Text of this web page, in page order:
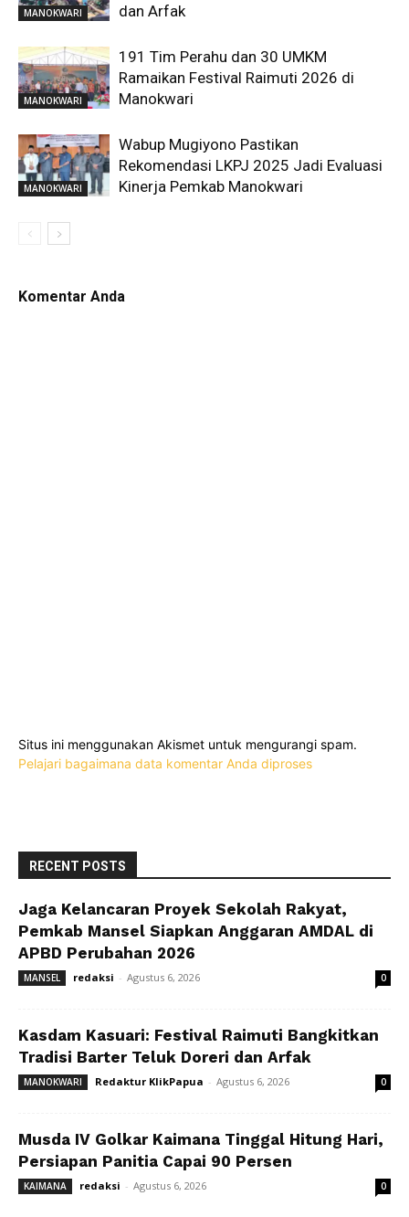
MANOKWARI
dan Arfak
MANOKWARI
191 Tim Perahu dan 30 UMKM
Ramaikan Festival Raimuti 2026 di
Manokwari
MANOKWARI
Wabup Mugiyono Pastikan
Rekomendasi LKPJ 2025 Jadi Evaluasi
Kinerja Pemkab Manokwari
Komentar Anda
Situs ini menggunakan Akismet untuk mengurangi spam.
Pelajari bagaimana data komentar Anda diproses
RECENT POSTS
Jaga Kelancaran Proyek Sekolah Rakyat,
Pemkab Mansel Siapkan Anggaran AMDAL di
APBD Perubahan 2026
MANSEL redaksi - Agustus 6, 2026 0
Kasdam Kasuari: Festival Raimuti Bangkitkan
Tradisi Barter Teluk Doreri dan Arfak
MANOKWARI Redaktur KlikPapua - Agustus 6, 2026 0
Musda IV Golkar Kaimana Tinggal Hitung Hari,
Persiapan Panitia Capai 90 Persen
KAIMANA redaksi - Agustus 6, 2026 0